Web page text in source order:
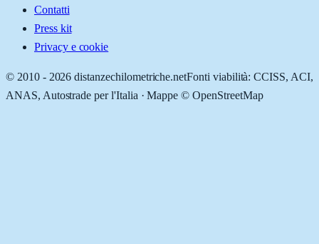
Contatti
Press kit
Privacy e cookie
© 2010 - 2026 distanzechilometriche.netFonti viabilità: CCISS, ACI,
ANAS, Autostrade per l'Italia · Mappe © OpenStreetMap